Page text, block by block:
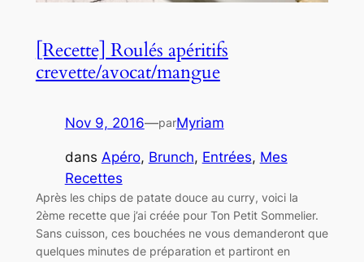
[Recette] Roulés apéritifs
crevette/avocat/mangue
Nov 9, 2016—parMyriam
dans Apéro, Brunch, Entrées, Mes
Recettes
Après les chips de patate douce au curry, voici la
2ème recette que j’ai créée pour Ton Petit Sommelier.
Sans cuisson, ces bouchées ne vous demanderont que
quelques minutes de préparation et partiront en